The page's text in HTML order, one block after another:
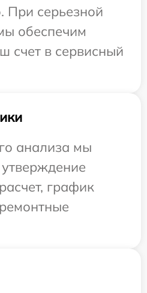
При серьезной
обеспечим
счет в сервисный
анализа мы
график